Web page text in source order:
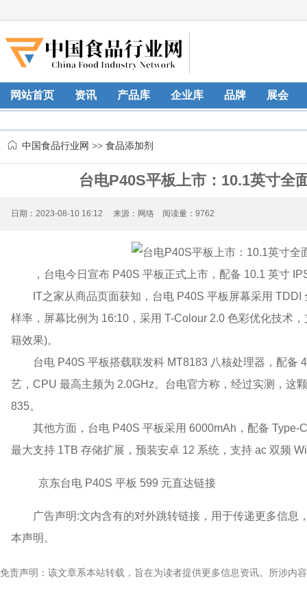
网站首页 资讯 产品库 企业库 品牌 展会
中国食品行业网 >> 食品添加剂
台电P40S平板上市：10.1英寸全
日期：2023-08-10 16:12 来源：网络 阅读量：9762
，台电今日宣布 P40S 平板正式上市，配备 10.1 英寸
IT之家从商品页面获知，台电 P40S 平板屏幕采用
样率，屏幕比例为 16:10，采用 T-Colour 2.0 色彩优化技术
籍效果)。
台电 P40S 平板搭载联发科 MT8183 八核处理器，配备
艺，CPU 最高主频为 2.0GHz。台电官方称，经过实测，这
835。
其他方面，台电 P40S 平板采用 6000mAh，配备
最大支持 1TB 存储扩展，预装安卓 12 系统，支持 ac 双频
京东台电 P40S 平板 599 元直达链接
广告声明:文内含有的对外跳转链接，用于传递更多信
本声明。
免责声明：该文章系本站转载，旨在为读者提供更多信息资讯。所涉内